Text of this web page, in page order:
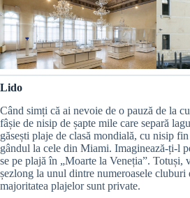
Lido
Când simți că ai nevoie de o pauză de la
fâșie de nisip de șapte mile care separă
găsești plaje de clasă mondială, cu nisip
gândul la cele din Miami. Imaginează-ți-l
se pe plajă în „Moarte la Veneția”. Totuși,
șezlong la unul dintre numeroasele cluburi
majoritatea plajelor sunt private.